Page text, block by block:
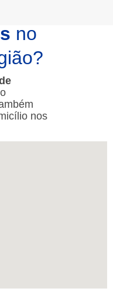
no
nos